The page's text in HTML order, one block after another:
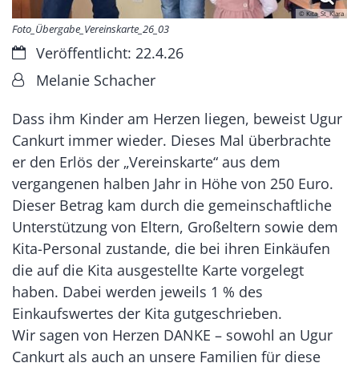
© Kita_St_Klara
Foto_Übergabe_Vereinskarte_26_03
Datum:Veröffentlicht: 22.4.26
Von:Melanie Schacher
Dass ihm Kinder am Herzen liegen, beweist Ugur
Cankurt immer wieder. Dieses Mal überbrachte
er den Erlös der „Vereinskarte“ aus dem
vergangenen halben Jahr in Höhe von 250 Euro.
Dieser Betrag kam durch die gemeinschaftliche
Unterstützung von Eltern, Großeltern sowie dem
Kita-Personal zustande, die bei ihren Einkäufen
die auf die Kita ausgestellte Karte vorgelegt
haben. Dabei werden jeweils 1 % des
Einkaufswertes der Kita gutgeschrieben.
Wir sagen von Herzen DANKE – sowohl an Ugur
Cankurt als auch an unsere Familien für diese